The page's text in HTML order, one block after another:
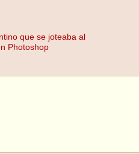
que se joteaba al
Photoshop